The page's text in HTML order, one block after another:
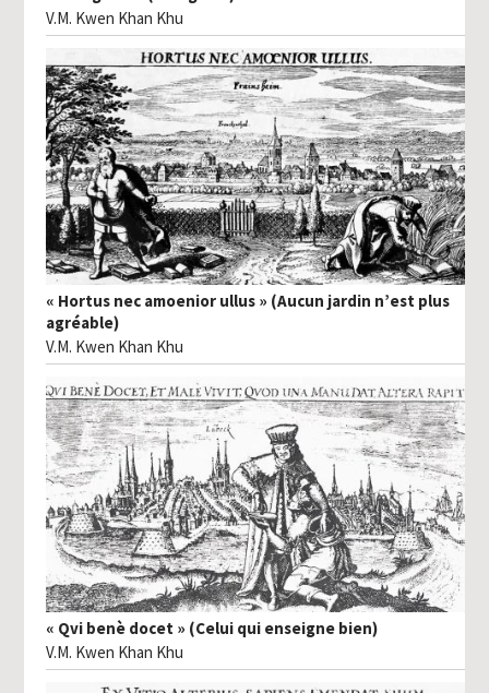
V.M. Kwen Khan Khu
« Hortus nec amoenior ullus » (Aucun jardin n’est plus
agréable)
V.M. Kwen Khan Khu
« Qvi benè docet » (Celui qui enseigne bien)
V.M. Kwen Khan Khu